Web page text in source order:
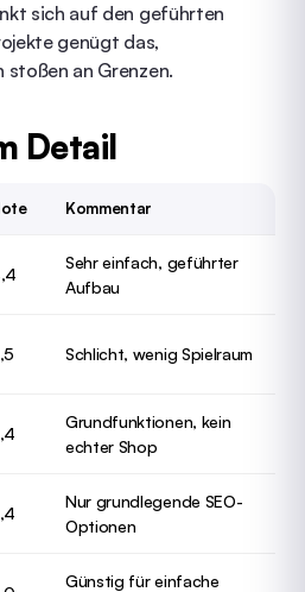
sich auf den geführten
genügt das,
an Grenzen.
Detail
Kommentar
Sehr einfach, geführter
Aufbau
Schlicht, wenig Spielraum
Grundfunktionen, kein
echter Shop
Nur grundlegende SEO-
Optionen
Günstig für einfache